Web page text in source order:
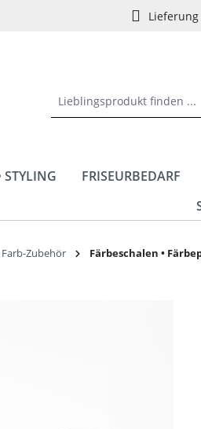
Lieferung
STYLING FRISEURBEDARF
Farb-Zubehör Färbeschalen •